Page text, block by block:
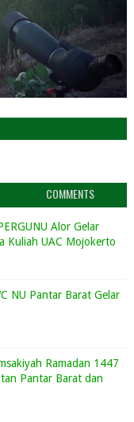
COMMENTS
Alor Gelar
Kuliah UAC Mojokerto
NU Pantar Barat Gelar
Ramadan 1447
Pantar Barat dan